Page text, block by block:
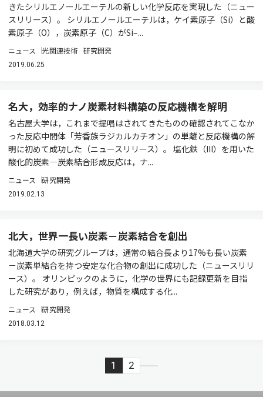
きたシリルエノールエーテルの新しい化学反応を実現した（ニュー
スリリース）。 シリルエノールエーテルは，ケイ素原子（Si）と酸
素原子（O），炭素原子（C）がSi–...
ニュース 光関連技術 研究開発
2019.06.25
名大，効率的ナノ炭素材料構築の反応機構を解明
名古屋大学は，これまで提唱はされてきたものの確認されてこなか
った反応中間体「芳香族ラジカルカチオン」の単離と反応機構の解
明に初めて成功した（ニュースリリース）。 塩化鉄（III）を用いた
酸化的炭素—炭素結合形成反応は，ナ...
ニュース 研究開発
2019.02.13
北大，世界一長い炭素－炭素結合を創出
北海道大学の研究グループは，通常の結合長より17%も長い炭素
－炭素単結合を持つ安定な化合物の創出に成功した（ニュースリリ
ース）。 オリンピックのように，化学の世界にも記録更新を目指
した研究があり，例えば，物質を構成する化...
ニュース 研究開発
2018.03.12
1 2